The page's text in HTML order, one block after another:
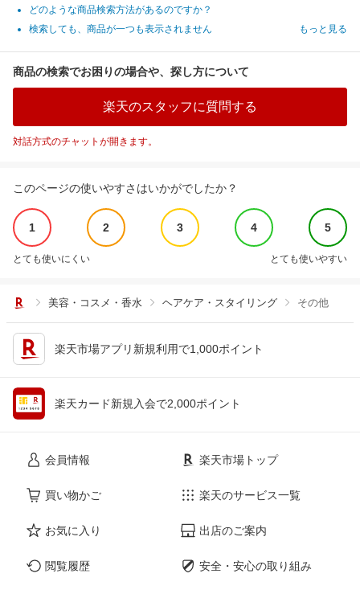
どのような商品検索方法があるのですか？
検索しても、商品が一つも表示されません
もっと見る
商品の検索でお困りの場合や、探し方について
楽天のスタッフに質問する
対話方式のチャットが開きます。
このページの使いやすさはいかがでしたか？
1 2 3 4 5
とても使いにくい とても使いやすい
美容・コスメ・香水 ヘアケア・スタイリング その他
楽天市場アプリ新規利用で1,000ポイント
楽天カード新規入会で2,000ポイント
会員情報
買い物かご
お気に入り
閲覧履歴
楽天市場トップ
楽天のサービス一覧
出店のご案内
安全・安心の取り組み